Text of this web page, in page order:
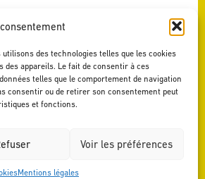
des technologies telles que les cookies
appareils. Le fait de consentir à ces
telles que le comportement de navigation
consentir ou de retirer son consentement peut
et fonctions.
Voir les préférences
Mentions légales